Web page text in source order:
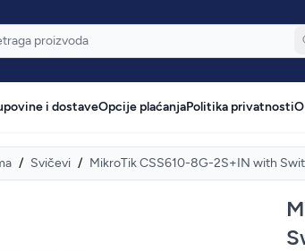
i dostaveOpcije plaćanjaPolitika privatnosti
/ Svičevi / MikroTik CSS610-8G-2S+IN with